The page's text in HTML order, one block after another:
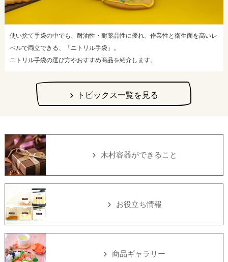
使い捨て手袋の中でも、耐油性・耐薬品性に優れ、作業性と衛生面を高いレ
ベルで両立できる、「ニトリル手袋」。
ニトリル手袋の選び方やおすすめ商品を紹介します。
トピックス一覧を見る
木村容器ができること
お役立ち情報
商品ギャラリー